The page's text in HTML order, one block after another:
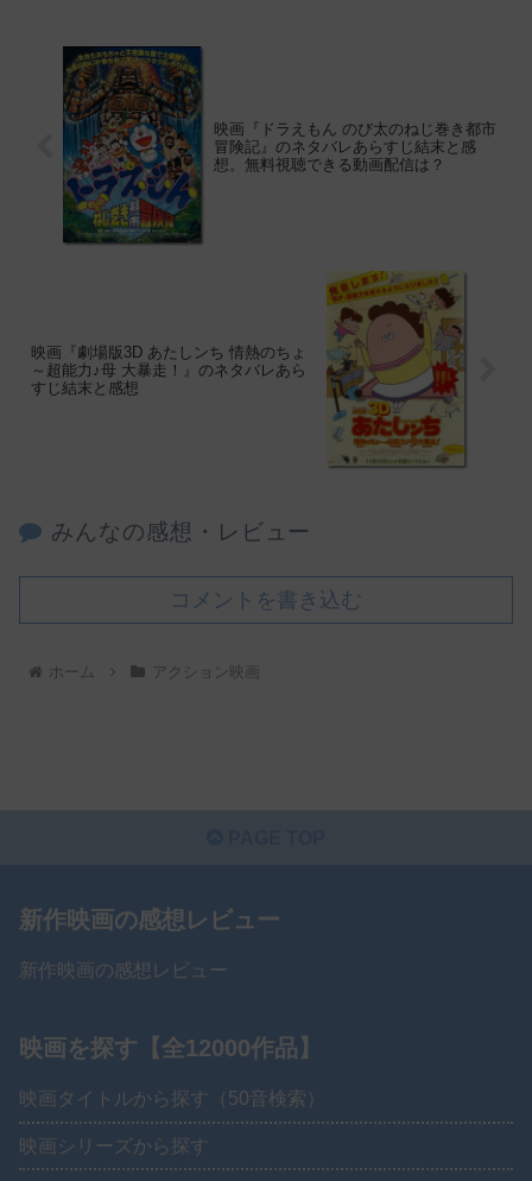
映画『ドラえもん のび太のねじ巻き都市
冒険記』のネタバレあらすじ結末と感
想。無料視聴できる動画配信は？
映画『劇場版3D あたしンち 情熱のちょ
～超能力♪母 大暴走！』のネタバレあら
すじ結末と感想
みんなの感想・レビュー
コメントを書き込む
ホーム アクション映画
新作映画の感想レビュー
新作映画の感想レビュー
映画を探す【全12000作品】
映画タイトルから探す（50音検索）
映画シリーズから探す